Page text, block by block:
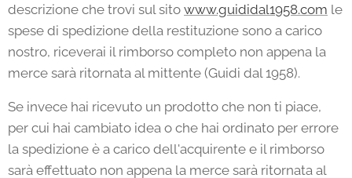
descrizione che trovi sul sito www.guididal1958.com le
spese di spedizione della restituzione sono a carico
nostro, riceverai il rimborso completo non appena la
merce sarà ritornata al mittente (Guidi dal 1958).
Se invece hai ricevuto un prodotto che non ti piace,
per cui hai cambiato idea o che hai ordinato per errore
la spedizione è a carico dell'acquirente e il rimborso
sarà effettuato non appena la merce sarà ritornata al